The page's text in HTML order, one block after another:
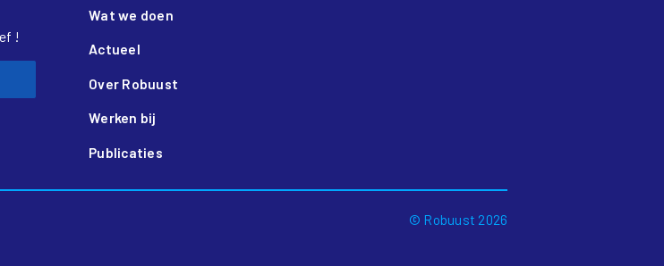
!
Wat we doen
Actueel
Over Robuust
Werken bij
Publicaties
© Robuust 2026